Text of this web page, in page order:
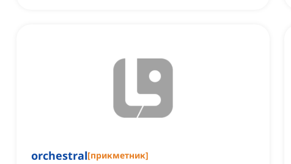
orchestral[прикметник]